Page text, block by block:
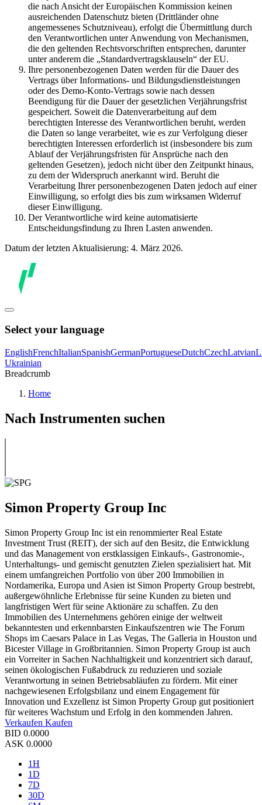
die nach Ansicht der Europäischen Kommission keinen
ausreichenden Datenschutz bieten (Drittländer ohne
angemessenes Schutzniveau), erfolgt die Übermittlung durch
den Verantwortlichen unter Anwendung von Mechanismen,
die den geltenden Rechtsvorschriften entsprechen, darunter
unter anderem die „Standardvertragsklauseln“ der EU.
Ihre personenbezogenen Daten werden für die Dauer des
Vertrags über Informations- und Bildungsdienstleistungen
oder des Demo-Konto-Vertrags sowie nach dessen
Beendigung für die Dauer der gesetzlichen Verjährungsfrist
gespeichert. Soweit die Datenverarbeitung auf dem
berechtigten Interesse des Verantwortlichen beruht, werden
die Daten so lange verarbeitet, wie es zur Verfolgung dieser
berechtigten Interessen erforderlich ist (insbesondere bis zum
Ablauf der Verjährungsfristen für Ansprüche nach den
geltenden Gesetzen), jedoch nicht über den Zeitpunkt hinaus,
zu dem der Widerspruch anerkannt wird. Beruht die
Verarbeitung Ihrer personenbezogenen Daten jedoch auf einer
Einwilligung, so erfolgt dies bis zum wirksamen Widerruf
dieser Einwilligung.
Der Verantwortliche wird keine automatisierte
Entscheidungsfindung zu Ihren Lasten anwenden.
Datum der letzten Aktualisierung: 4. März 2026.
Select your language
EnglishFrenchItalianSpanishGermanPortugueseDutchCzechLatvian
Ukrainian
Breadcrumb
Home
Nach Instrumenten suchen
Simon Property Group Inc
Simon Property Group Inc ist ein renommierter Real Estate
Investment Trust (REIT), der sich auf den Besitz, die Entwicklung
und das Management von erstklassigen Einkaufs-, Gastronomie-,
Unterhaltungs- und gemischt genutzten Zielen spezialisiert hat. Mit
einem umfangreichen Portfolio von über 200 Immobilien in
Nordamerika, Europa und Asien ist Simon Property Group bestrebt,
außergewöhnliche Erlebnisse für seine Kunden zu bieten und
langfristigen Wert für seine Aktionäre zu schaffen. Zu den
Immobilien des Unternehmens gehören einige der weltweit
bekanntesten und erkennbarsten Einkaufszentren wie The Forum
Shops im Caesars Palace in Las Vegas, The Galleria in Houston und
Bicester Village in Großbritannien. Simon Property Group ist auch
ein Vorreiter in Sachen Nachhaltigkeit und konzentriert sich darauf,
seinen ökologischen Fußabdruck zu reduzieren und soziale
Verantwortung in seinen Betriebsabläufen zu fördern. Mit einer
nachgewiesenen Erfolgsbilanz und einem Engagement für
Innovation und Exzellenz ist Simon Property Group gut positioniert
für weiteres Wachstum und Erfolg in den kommenden Jahren.
Verkaufen Kaufen
BID 0.0000
ASK 0.0000
1H
1D
7D
30D